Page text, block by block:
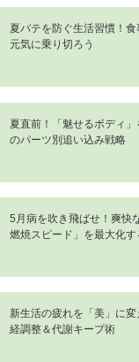
夏バテを防ぐ生活習慣！
元気に乗り切ろう
夏直前！「魅せるボディ
のパーツ別追い込み戦略
5月病を吹き飛ばせ！爽快
燃焼スピード」を最大化
新生活の疲れを「美」に
経調整＆代謝キープ術